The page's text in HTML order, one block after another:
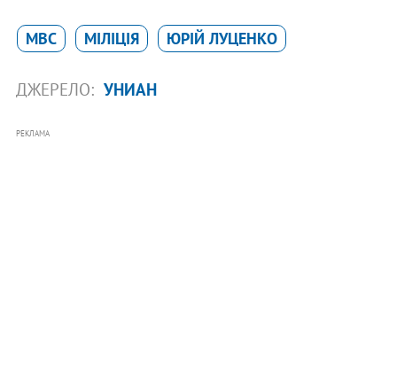
МВС МІЛІЦІЯ ЮРІЙ ЛУЦЕНКО
ДЖЕРЕЛО: УНИАН
РЕКЛАМА